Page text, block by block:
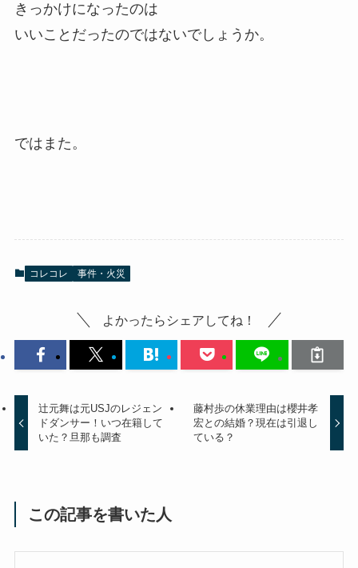
きっかけになったのは
いいことだったのではないでしょうか。
ではまた。
コレコレ 事件・火災
よかったらシェアしてね！
辻元舞は元USJのレジェン
ドダンサー！いつ在籍して
いた？旦那も調査
藤村歩の休業理由は櫻井孝
宏との結婚？現在は引退し
ている？
この記事を書いた人